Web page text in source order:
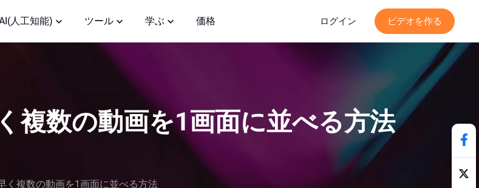
人工知能) ツール 学ぶ 価格 ログイン ビデオを作る
複数の動画を1画面に並べる方法
く複数の動画を1画面に並べる方法